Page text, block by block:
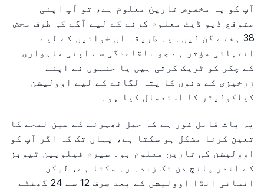
آپ کو یہ مخصوص تاریخ معلوم ہے، تو آپ اپنی
متوقع ڈیو ڈیٹ معلوم کرنے کے لیے آگے کی طرف محض
38 ہفتے گن لیں۔ یہ طریقہ ان خواتین کے لیے
انتہائی مؤثر ہے جو باقاعدگی سے اپنی ماہواری
کے چکر کو ٹریک کرتی ہیں یا جنہوں نے اپنے
زرخیزی کے دنوں کا پتہ لگانے کے لیے اوولیشن
کیلکولیٹر کا استعمال کیا ہو۔
یہ بات قابل غور ہے کہ حمل ٹھہرنے کے عین لمحے کا
تعین کرنا مشکل ہو سکتا ہے، یہاں تک کہ اگر آپ کو
اوولیشن کی تاریخ معلوم ہو۔ سپرم فیلوپین ٹیوبز
کے اندر پانچ دن تک زندہ رہ سکتا ہے، لیکن
انسانی انڈا اوولیشن کے بعد صرف 12 سے 24 گھنٹے